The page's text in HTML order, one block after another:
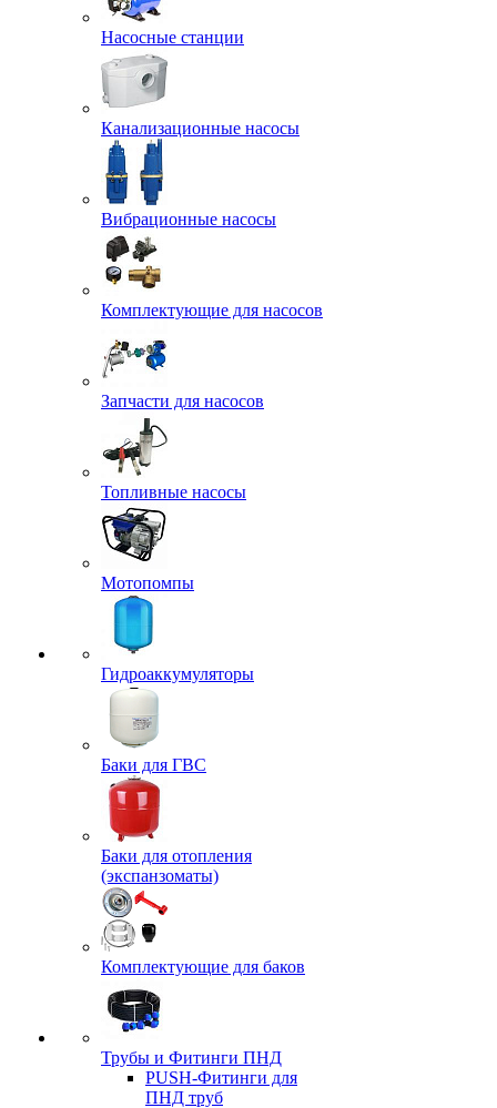
Насосные станции
Канализационные насосы
Вибрационные насосы
Комплектующие для насосов
Запчасти для насосов
Топливные насосы
Мотопомпы
Гидроаккумуляторы
Баки для ГВС
Баки для отопления
(экспанзоматы)
Комплектующие для баков
Трубы и Фитинги ПНД
PUSH-Фитинги для
ПНД труб